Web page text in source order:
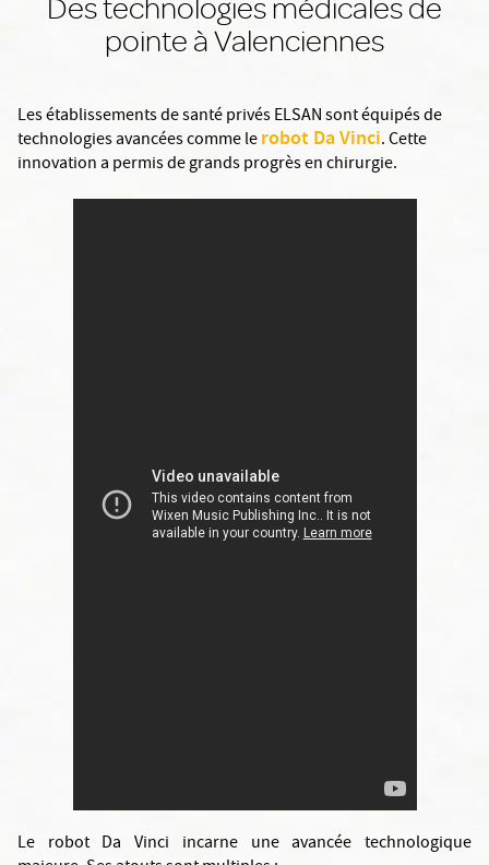
pointe à Valenciennes
Les établissements de santé privés ELSAN sont équipés de
technologies avancées comme lerobot Da Vinci. Cette
innovation a permis de grands progrès en chirurgie.
Le robot Da Vinci incarne une avancée technologique